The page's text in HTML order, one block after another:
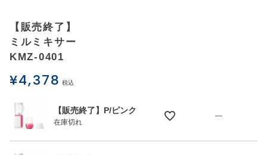
【販売終了】
ミルミキサー
KMZ-0401
¥4,378 税込
【販売終了】P/ピンク
在庫切れ
—